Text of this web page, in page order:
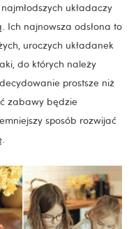
układaczy
Ich najnowsza odsłona to
uroczych układanek
do których należy
prostsze niż
zabawy będzie
sposób rozwijać